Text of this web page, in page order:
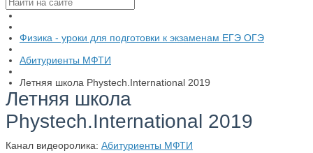
Физика - уроки для подготовки к экзаменам ЕГЭ ОГЭ
Абитуриенты МФТИ
Летняя школа Phystech.International 2019
Летняя школа
Phystech.International 2019
Канал видеоролика: Абитуриенты МФТИ